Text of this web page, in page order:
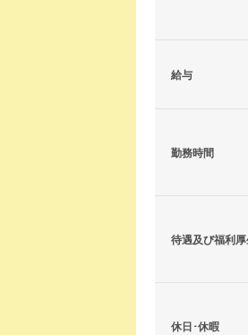
給与
勤務時間
待遇及び福利
休日･休暇